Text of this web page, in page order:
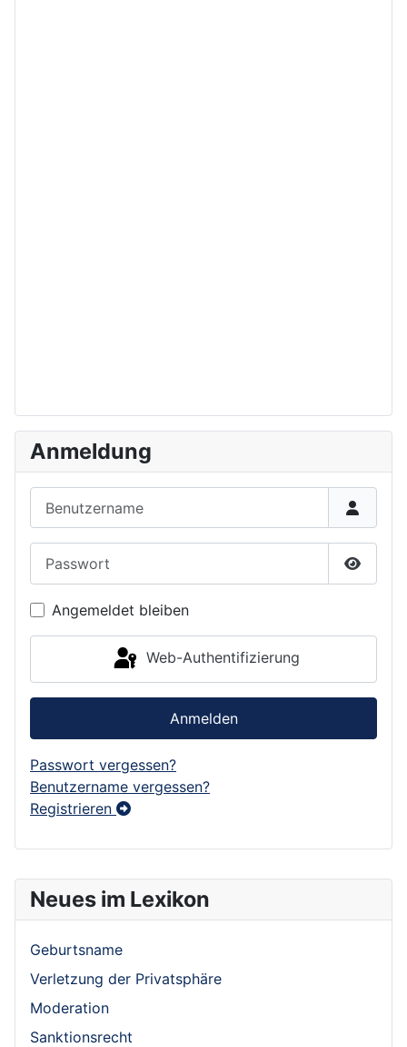
Neues im Lexikon
Geburtsname
Verletzung der Privatsphäre
Moderation
Sanktionsrecht
Anmeldung
Angemeldet bleiben
Web-Authentifizierung
Anmelden
Passwort vergessen?
Benutzername vergessen?
Registrieren